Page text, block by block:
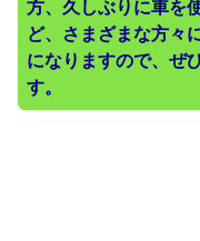
方、久しぶりに車を
ど、さまざまな方々
になりますので、ぜ
す。